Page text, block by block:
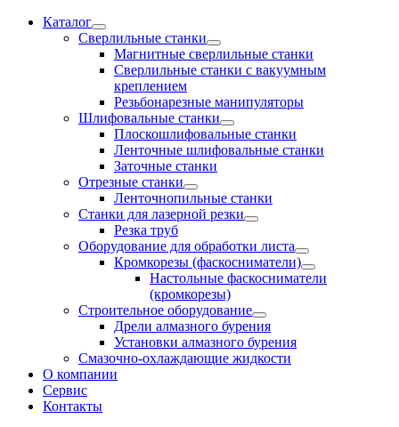
Каталог
Сверлильные станки
Магнитные сверлильные станки
Сверлильные станки с вакуумным
креплением
Резьбонарезные манипуляторы
Шлифовальные станки
Плоскошлифовальные станки
Ленточные шлифовальные станки
Заточные станки
Отрезные станки
Ленточнопильные станки
Станки для лазерной резки
Резка труб
Оборудование для обработки листа
Кромкорезы (фаскосниматели)
Настольные фаскосниматели
(кромкорезы)
Строительное оборудование
Дрели алмазного бурения
Установки алмазного бурения
Смазочно-охлаждающие жидкости
О компании
Сервис
Контакты